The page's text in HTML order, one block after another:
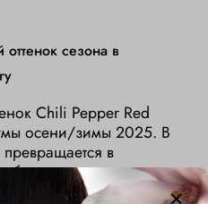
сезона в
Chili Pepper Red
осени/зимы 2025. В
в
— от графичных
винтажных рубиновых.